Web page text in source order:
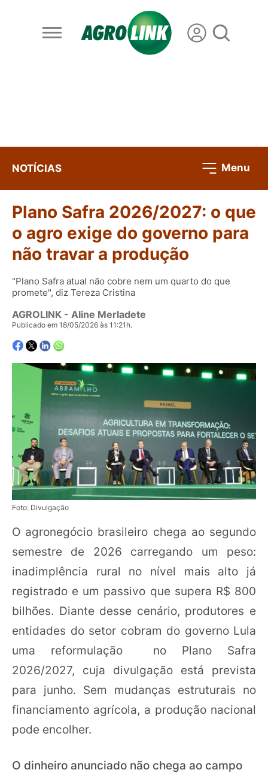
NOTÍCIAS Menu
Plano Safra 2026/2027: o que
o agro exige do governo para
não travar a produção
"Plano Safra atual não cobre nem um quarto do que
promete", diz Tereza Cristina
AGROLINK - Aline Merladete
Publicado em 18/05/2026 às 11:21h.
Foto: Divulgação
O agronegócio brasileiro chega ao segundo
semestre de 2026 carregando um peso:
inadimplência rural no nível mais alto já
registrado e um passivo que supera R$ 800
bilhões. Diante desse cenário, produtores e
entidades do setor cobram do governo Lula
uma reformulação no Plano Safra
2026/2027, cuja divulgação está prevista
para junho. Sem mudanças estruturais no
financiamento agrícola, a produção nacional
pode encolher.
O dinheiro anunciado não chega ao campo